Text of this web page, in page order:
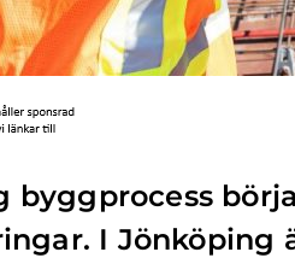
byggprocess
I Jönköping